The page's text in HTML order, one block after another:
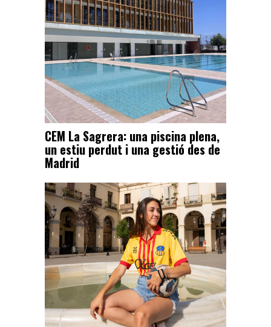
CEM La Sagrera: una piscina plena,
un estiu perdut i una gestió des de
Madrid